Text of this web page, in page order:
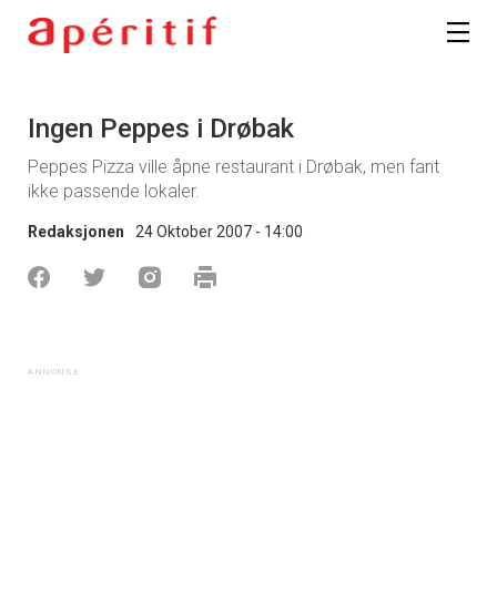
Ingen Peppes i Drøbak
Peppes Pizza ville åpne restaurant i Drøbak, men fant
ikke passende lokaler.
Redaksjonen 24 Oktober 2007 - 14:00